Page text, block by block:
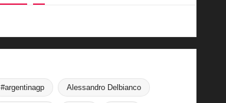
#argentinagp Alessandro Delbianco